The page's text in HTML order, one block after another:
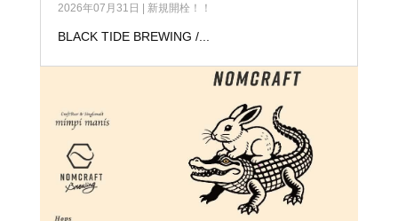
2026年07月31日 新規開栓！！
BLACK TIDE BREWING /...